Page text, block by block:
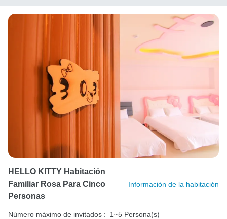
HELLO KITTY Habitación
Familiar Rosa Para Cinco
Personas
Información de la habitación
Número máximo de invitados :
1~5 Persona(s)